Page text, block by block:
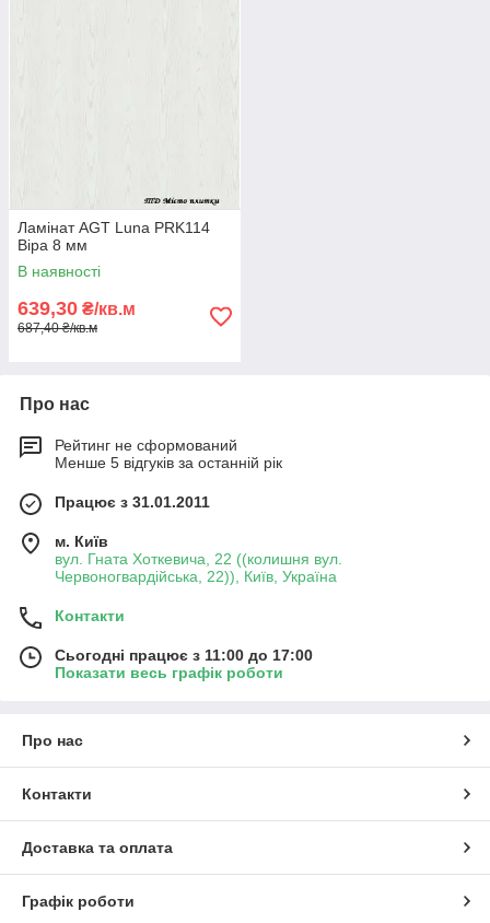
Ламінат AGT Luna PRK114
Віра 8 мм
В наявності
639,30 ₴/кв.м
687,40 ₴/кв.м
Про нас
Рейтинг не сформований
Менше 5 відгуків за останній рік
Працює з 31.01.2011
м. Київ
вул. Гната Хоткевича, 22 ((колишня вул.
Червоногвардійська, 22)), Київ, Україна
Контакти
Сьогодні працює з 11:00 до 17:00
Показати весь графік роботи
Про нас
Контакти
Доставка та оплата
Графік роботи